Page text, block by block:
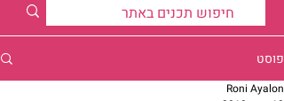
פוסט
Roni Ayalon